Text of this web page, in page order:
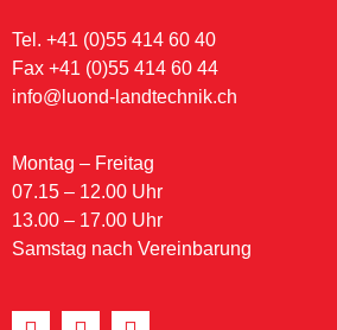
Tel. +41 (0)55 414 60 40
Fax +41 (0)55 414 60 44
info@luond-landtechnik.ch
Montag – Freitag
07.15 – 12.00 Uhr
13.00 – 17.00 Uhr
Samstag nach Vereinbarung